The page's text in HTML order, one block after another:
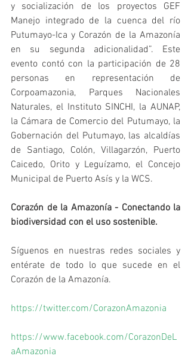
y socialización de los proyectos GEF
Manejo integrado de la cuenca del río
Putumayo-Ica y Corazón de la Amazonía
en su segunda adicionalidad”. Este
evento contó con la participación de 28
personas en representación de
Corpoamazonia, Parques Nacionales
Naturales, el Instituto SINCHI, la AUNAP,
la Cámara de Comercio del Putumayo, la
Gobernación del Putumayo, las alcaldías
de Santiago, Colón, Villagarzón, Puerto
Caicedo, Orito y Leguízamo, el Concejo
Municipal de Puerto Asís y la WCS.
Corazón de la Amazonía - Conectando la
biodiversidad con el uso sostenible.
Síguenos en nuestras redes sociales y
entérate de todo lo que sucede en el
Corazón de la Amazonía.
https://twitter.com/CorazonAmazonia
https://www.facebook.com/CorazonDeL
aAmazonia